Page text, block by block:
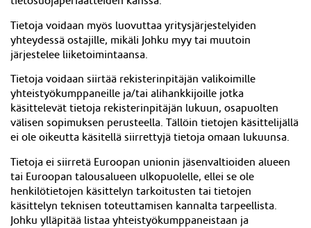
Tietoja voidaan myös luovuttaa yritysjärjestelyiden
yhteydessä ostajille, mikäli Johku myy tai muutoin
järjestelee liiketoimintaansa.
Tietoja voidaan siirtää rekisterinpitäjän valikoimille
yhteistyökumppaneille ja/tai alihankkijoille jotka
käsittelevät tietoja rekisterinpitäjän lukuun, osapuolten
välisen sopimuksen perusteella. Tällöin tietojen käsittelijällä
ei ole oikeutta käsitellä siirrettyjä tietoja omaan lukuunsa.
Tietoja ei siirretä Euroopan unionin jäsenvaltioiden alueen
tai Euroopan talousalueen ulkopuolelle, ellei se ole
henkilötietojen käsittelyn tarkoitusten tai tietojen
käsittelyn teknisen toteuttamisen kannalta tarpeellista.
Johku ylläpitää listaa yhteistyökumppaneistaan ja